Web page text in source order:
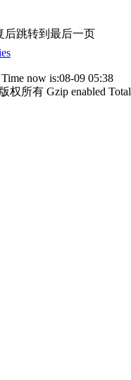
后跳转到最后一页
now is:08-09 05:38
版权所有 Gzip enabled